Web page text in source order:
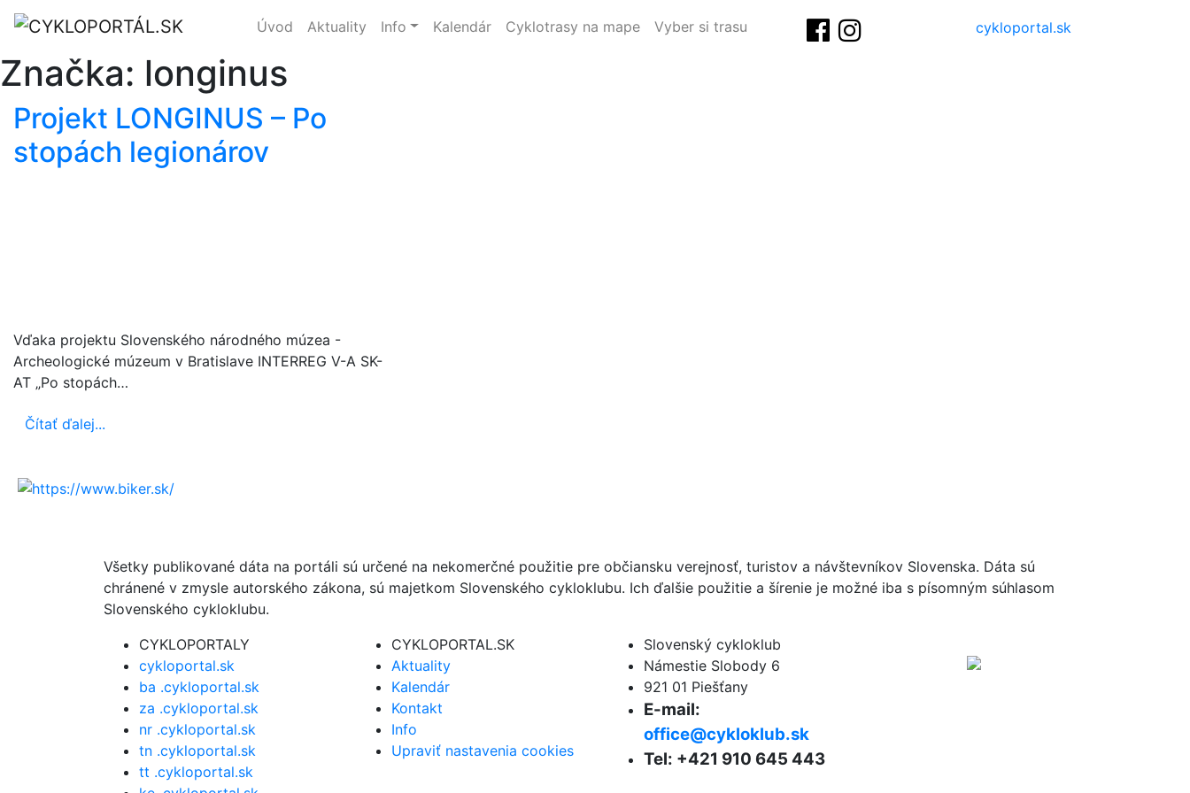
Úvod Aktuality Info Kalendár Cyklotrasy na mape Vyber si trasu cykloportal.sk
Značka: longinus
Projekt LONGINUS – Po
stopách legionárov
Vďaka projektu Slovenského národného múzea -
Archeologické múzeum v Bratislave INTERREG V-A SK-
AT „Po stopách…
Čítať ďalej...
Všetky publikované dáta na portáli sú určené na nekomerčné použitie pre občiansku verejnosť, turistov a návštevníkov Slovenska. Dáta sú
chránené v zmysle autorského zákona, sú majetkom Slovenského cykloklubu. Ich ďalšie použitie a šírenie je možné iba s písomným súhlasom
Slovenského cykloklubu.
CYKLOPORTALY
cykloportal.sk
ba .cykloportal.sk
za .cykloportal.sk
nr .cykloportal.sk
tn .cykloportal.sk
tt .cykloportal.sk
CYKLOPORTAL.SK
Aktuality
Kalendár
Kontakt
Info
Upraviť nastavenia cookies
Slovenský cykloklub
Námestie Slobody 6
921 01 Piešťany
E-mail:
office@cykloklub.sk
Tel: +421 910 645 443